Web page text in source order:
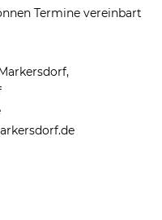
Termine vereinbart